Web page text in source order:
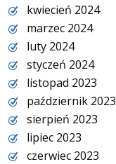
kwiecień 2024
marzec 2024
luty 2024
styczeń 2024
listopad 2023
październik 2023
sierpień 2023
lipiec 2023
czerwiec 2023